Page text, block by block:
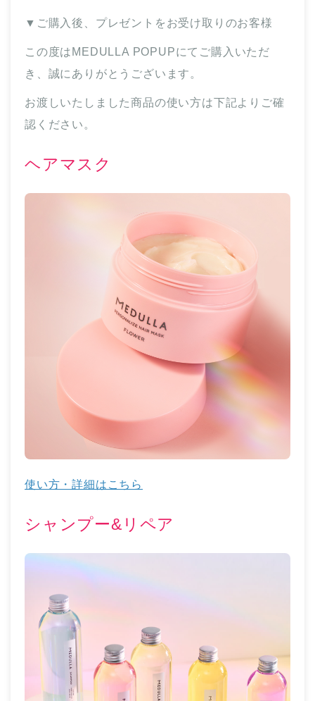
▼ご購入後、プレゼントをお受け取りのお客様
この度はMEDULLA POPUPにてご購入いただ
き、誠にありがとうございます。
お渡しいたしました商品の使い方は下記よりご確
認ください。
ヘアマスク
使い方・詳細はこちら
シャンプー&リペア